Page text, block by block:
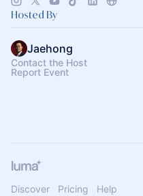
Hosted By
Jaehong
Contact the Host
Report Event
Discover Pricing Help